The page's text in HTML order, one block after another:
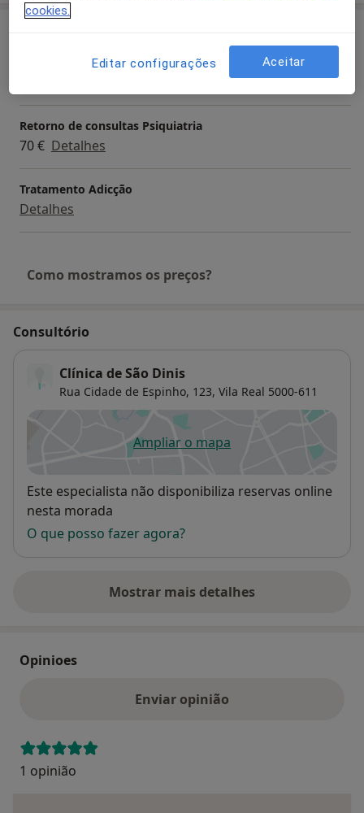
Primeira consulta Psiquiatria
Retorno de consultas Psiquiatria
70 € Detalhes
Tratamento Adicção
Detalhes
Como mostramos os preços?
Consultório
Clínica de São Dinis
Rua Cidade de Espinho, 123, Vila Real 5000-611
Ampliar o mapaabre num novo separador
Disponibilidade
Este especialista não disponibiliza reservas online
nesta morada
O que posso fazer agora?
Mostrar mais detalhes
sobre o endereço
Opinioes
Enviar opinião
1 opinião
cookies.
Editar configurações Aceitar